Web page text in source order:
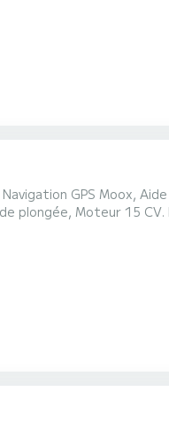
GPS Moox,
plongée, Moteur 15
Tenerife sous un angle